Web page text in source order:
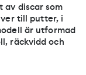
av discar som
till putter, i
är utformad
räckvidd och